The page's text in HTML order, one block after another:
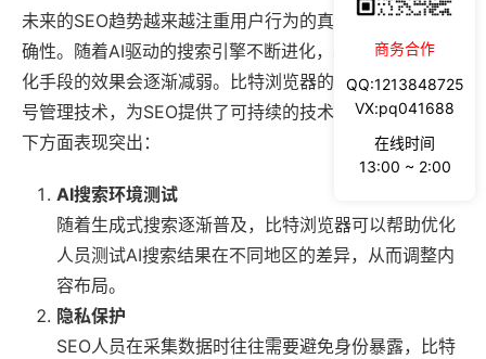
未来的SEO趋势越来越注重用户行为的真实性和数据的准
确性。随着AI驱动的搜索引擎不断进化，单纯依赖传统优
化手段的效果会逐渐减弱。比特浏览器的环境模拟和多账
号管理技术，为SEO提供了可持续的技术支持，尤其在以
下方面表现突出：
AI搜索环境测试
随着生成式搜索逐渐普及，比特浏览器可以帮助优化
人员测试AI搜索结果在不同地区的差异，从而调整内
容布局。
隐私保护
SEO人员在采集数据时往往需要避免身份暴露，比特
商务合作
QQ:1213848725
VX:pq041688
在线时间
13:00 ~ 2:00